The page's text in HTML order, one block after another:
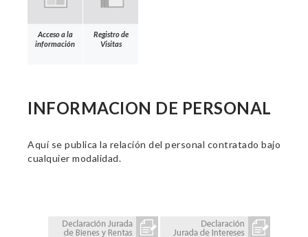
Acceso a la
información
Registro de
Visitas
INFORMACION DE PERSONAL
Aquí se publica la relación del personal contratado bajo
cualquier modalidad.